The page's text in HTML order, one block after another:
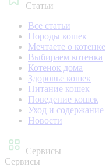
Статьи
Все статьи
Породы кошек
Мечтаете о котенке
Выбираем котенка
Котенок дома
Здоровье кошек
Питание кошек
Поведение кошек
Уход и содержание
Новости
Сервисы
Сервисы